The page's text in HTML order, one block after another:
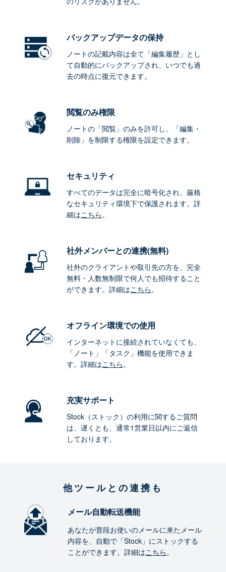
バックアップデータの保持
ノートの記載内容は全て「編集履歴」とし
て自動的にバックアップされ、いつでも過
去の時点に復元できます。
閲覧のみ権限
ノートの「閲覧」のみを許可し、「編集・
削除」を制限する権限を設定できます。
セキュリティ
すべてのデータは完全に暗号化され、厳格
なセキュリティ環境下で保護されます。詳
細はこちら。
社外メンバーとの連携(無料)
社外のクライアントや取引先の方を、完全
無料・人数無制限で何人でも招待すること
ができます。詳細はこちら。
オフライン環境での使用
インターネットに接続されていなくても、
「ノート」「タスク」機能を使用できま
す。詳細はこちら。
充実サポート
Stock（ストック）の利用に関するご質問
は、遅くとも、通常1営業日以内にご返信
しております。
他ツールとの連携も
メール自動転送機能
あなたが普段お使いのメールに来たメール
内容を、自動で「Stock」にストックする
ことができます。詳細はこちら。